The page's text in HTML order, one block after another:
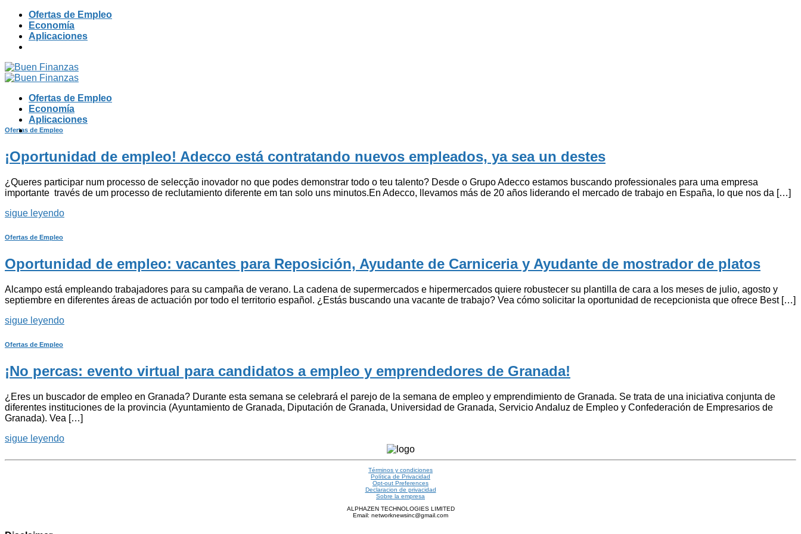
Skip
content
Ofertas de Empleo
Economía
Aplicaciones
Ofertas de Empleo
Economía
Aplicaciones
Ofertas de Empleo
¡Oportunidad de empleo! Adecco está contratando nuevos empleados, ya sea un destes
¿Queres participar num processo de selecção inovador no que podes demonstrar todo o teu talento? Desde o Grupo Adecco estamos buscando professionales para uma empresa
importante través de um processo de reclutamiento diferente em tan solo uns minutos.En Adecco, llevamos más de 20 años liderando el mercado de trabajo en España, lo que nos da […]
sigue leyendo
Ofertas de Empleo
Oportunidad de empleo: vacantes para Reposición, Ayudante de Carniceria y Ayudante de mostrador de platos
Alcampo está empleando trabajadores para su campaña de verano. La cadena de supermercados e hipermercados quiere robustecer su plantilla de cara a los meses de julio, agosto y
septiembre en diferentes áreas de actuación por todo el territorio español. ¿Estás buscando una vacante de trabajo? Vea cómo solicitar la oportunidad de recepcionista que ofrece Best […]
sigue leyendo
Ofertas de Empleo
¡No percas: evento virtual para candidatos a empleo y emprendedores de Granada!
¿Eres un buscador de empleo en Granada? Durante esta semana se celebrará el parejo de la semana de empleo y emprendimiento de Granada. Se trata de una iniciativa conjunta de
diferentes instituciones de la provincia (Ayuntamiento de Granada, Diputación de Granada, Universidad de Granada, Servicio Andaluz de Empleo y Confederación de Empresarios de
Granada). Vea […]
sigue leyendo
Términos y condiciones
Política de Privacidad
Opt-out Preferences
Declaracion de privacidad
Sobre la empresa
ALPHAZEN TECHNOLOGIES LIMITED
Email: networknewsinc@gmail.com